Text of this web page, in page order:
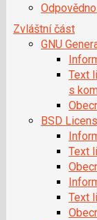
Zvláštní část
GNU
Text
s
BSD
Text
Text